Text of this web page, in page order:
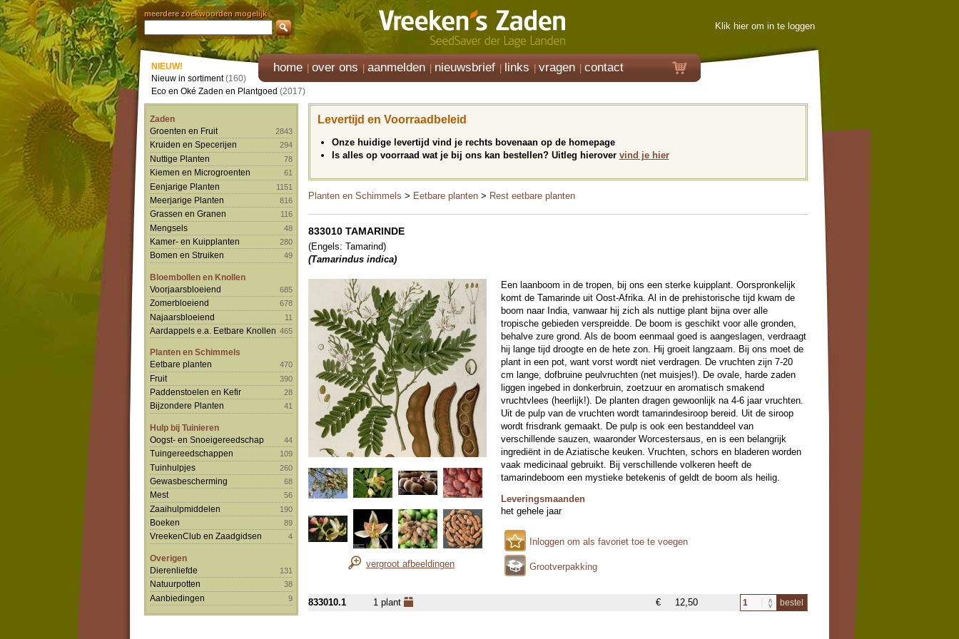
meerdere zoekwoorden mogelijk
Klik hier om in te loggen
home over ons aanmelden nieuwsbrief links vragen contact
NIEUW!
Nieuw in sortiment(160)
Eco en Oké Zaden en Plantgoed (2017)
Zaden
Groenten en Fruit
2843
Kruiden en Specerijen 294
Nuttige Planten 78
Kiemen en Microgroenten 61
Eenjarige Planten 1151
Meerjarige Planten 816
Grassen en Granen 116
Mengsels 48
Kamer- en Kuipplanten 280
Bomen en Struiken 49
Bloembollen en Knollen
Voorjaarsbloeiend
685
Zomerbloeiend 678
Najaarsbloeiend 11
Aardappels e.a. Eetbare Knollen 465
Planten en Schimmels
Eetbare planten
470
Fruit 390
Paddenstoelen en Kefir 28
Bijzondere Planten 41
Hulp bij Tuinieren
Oogst- en Snoeigereedschap
44
Tuingereedschappen 109
Tuinhulpjes 260
Gewasbescherming 68
Mest 56
Zaaihulpmiddelen 190
Boeken 89
VreekenClub en Zaadgidsen 4
Overigen
Dierenliefde
131
Natuurpotten 38
Aanbiedingen 9
Levertijd en Voorraadbeleid
Onze huidige levertijd vind je rechts bovenaan op de homepage
Is alles op voorraad wat je bij ons kan bestellen? Uitleg hierover vind je hier
Planten en Schimmels > Eetbare planten > Rest eetbare planten
833010 TAMARINDE
(Engels: Tamarind)
(Tamarindus indica)
vergroot afbeeldingen
Een laanboom in de tropen, bij ons een sterke kuipplant. Oorspronkelijk
komt de Tamarinde uit Oost-Afrika. Al in de prehistorische tijd kwam de
boom naar India, vanwaar hij zich als nuttige plant bijna over alle
tropische gebieden verspreidde. De boom is geschikt voor alle gronden,
behalve zure grond. Als de boom eenmaal goed is aangeslagen, verdraagt
hij lange tijd droogte en de hete zon. Hij groeit langzaam. Bij ons moet de
plant in een pot, want vorst wordt niet verdragen. De vruchten zijn 7-20
cm lange, dofbruine peulvruchten (net muisjes!). De ovale, harde zaden
liggen ingebed in donkerbruin, zoetzuur en aromatisch smakend
vruchtvlees (heerlijk!). De planten dragen gewoonlijk na 4-6 jaar vruchten.
Uit de pulp van de vruchten wordt tamarindesiroop bereid. Uit de siroop
wordt frisdrank gemaakt. De pulp is ook een bestanddeel van
verschillende sauzen, waaronder Worcestersaus, en is een belangrijk
ingrediënt in de Aziatische keuken. Vruchten, schors en bladeren worden
vaak medicinaal gebruikt. Bij verschillende volkeren heeft de
tamarindeboom een mystieke betekenis of geldt de boom als heilig.
Leveringsmaanden
het gehele jaar
Inloggen om als favoriet toe te voegen
Grootverpakking
833010.1 1 plant € 12,50 bestel